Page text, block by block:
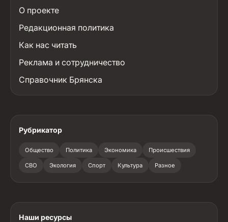
О проекте
Редакционная политика
Как нас читать
Реклама и сотрудничество
Справочник Брянска
Рубрикатор
Общество Политика Экономика Происшествия
СВО Экология Спорт Культура Разное
Наши ресурсы